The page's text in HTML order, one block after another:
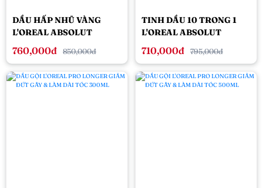
DẦU HẤP NHŨ VÀNG
L'OREAL ABSOLUT
REPAIR GOLDEN PHỤC
HỒI TÓC TOÀN DIỆN
250ML
760,000đ 850,000đ
TINH DẦU 10 TRONG 1
L'OREAL ABSOLUT
REPAIR GOLD PHỤC HỒI
TÓC TOÀN DIỆN 90ML
710,000đ 795,000đ